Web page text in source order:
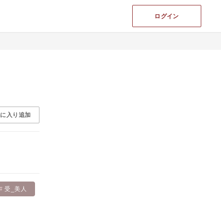
ログイン
入り追加
受_美人